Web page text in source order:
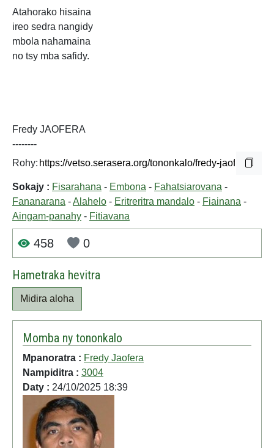
Atahorako hisaina
ireo sedra nangidy
mbola nahamaina
no tsy mba safidy.
Fredy JAOFERA
--------
Rohy:
Sokajy : Fisarahana - Embona - Fahatsiarovana -
Fananarana -Alahelo - Eritreritra mandalo - Fiainana -
Aingam-panahy - Fitiavana
458 0
Hametraka hevitra
Midira aloha
Momba ny tononkalo
Mpanoratra : Fredy Jaofera
Nampiditra : 3004
Daty : 24/10/2025 18:39